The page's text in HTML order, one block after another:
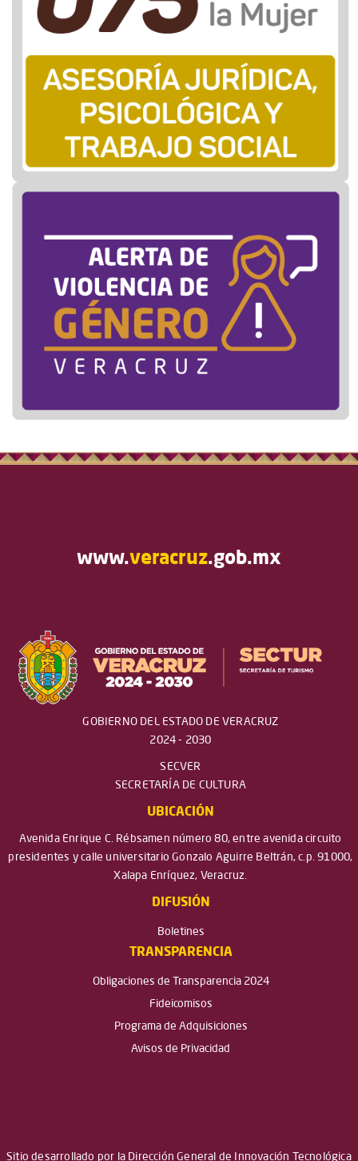
www.veracruz.gob.mx
GOBIERNO DEL ESTADO DE VERACRUZ
2024 - 2030
SECVER
SECRETARÍA DE CULTURA
UBICACIÓN
Avenida Enrique C. Rébsamen número 80, entre avenida circuito
presidentes y calle universitario Gonzalo Aguirre Beltrán, c.p. 91000,
Xalapa Enríquez, Veracruz.
DIFUSIÓN
Boletines
TRANSPARENCIA
Obligaciones de Transparencia 2024
Fideicomisos
Programa de Adquisiciones
Avisos de Privacidad
Sitio desarrollado por la Dirección General de Innovación Tecnológica